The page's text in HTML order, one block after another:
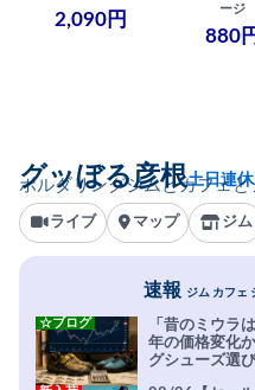
2,090円
ージ
880
ボルダリングジムとカフェ
グッぼる彦根土日連
ライブ マップ ジム
速報 ジム カフェ
「昔のミウラ
年の価格変化
グシューズ選
☆ブログ